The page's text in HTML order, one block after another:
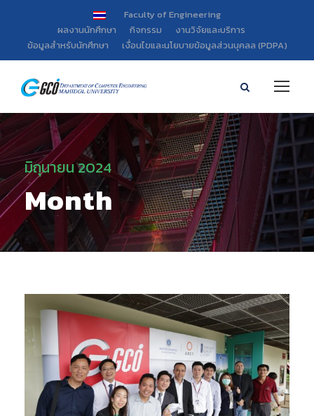
Faculty of Engineering
ผลงานนักศึกษา
กิจกรรม
งานวิจัยและบริการ
ข้อมูลสำหรับนักศึกษา
เงื่อนไขและนโยบายข้อมูลส่วนบุคลล (PDPA)
มิถุนายน 2024
Month